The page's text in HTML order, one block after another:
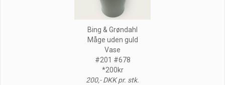
Bing & Grøndahl
Måge uden guld
Vase
#201 #678
*200kr
200,- DKK pr. stk.